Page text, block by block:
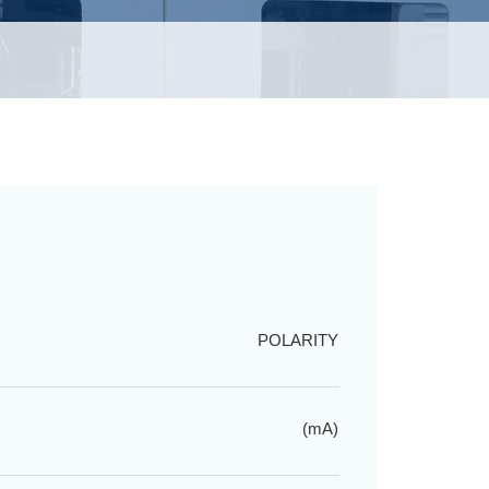
POLARITY
(mA)